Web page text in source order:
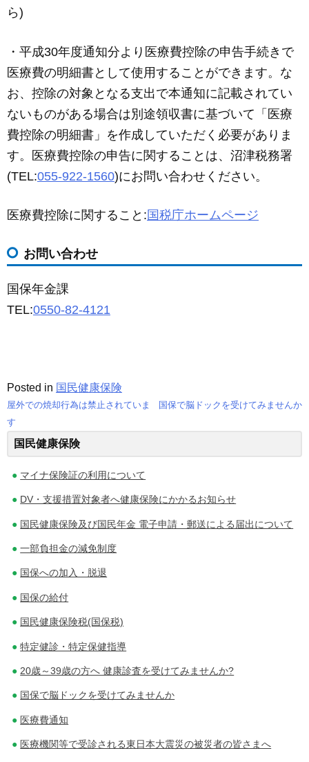
ら)
・平成30年度通知分より医療費控除の申告手続きで
医療費の明細書として使用することができます。な
お、控除の対象となる支出で本通知に記載されてい
ないものがある場合は別途領収書に基づいて「医療
費控除の明細書」を作成していただく必要がありま
す。医療費控除の申告に関することは、沼津税務署
(TEL:055-922-1560)にお問い合わせください。
医療費控除に関すること:国税庁ホームページ
お問い合わせ
国保年金課
TEL:0550-82-4121
Posted in 国民健康保険
投
稿
ナ
ビ
ゲ
ー
シ
ョ
屋外での焼却行為は禁止されていま
す
国保で脳ドックを受けてみませんか
国民健康保険
マイナ保険証の利用について
DV・支援措置対象者へ健康保険にかかるお知らせ
国民健康保険及び国民年金 電子申請・郵送による届出について
一部負担金の減免制度
国保への加入・脱退
国保の給付
国民健康保険税(国保税)
特定健診・特定保健指導
20歳～39歳の方へ 健康診査を受けてみませんか?
国保で脳ドックを受けてみませんか
医療費通知
医療機関等で受診される東日本大震災の被災者の皆さまへ